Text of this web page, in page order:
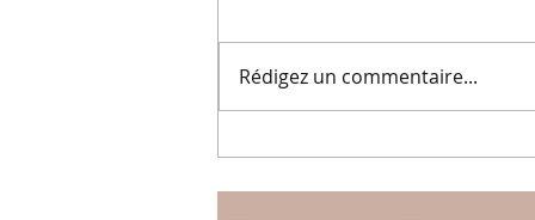
L'auto-Hypnose, un outil
Rédigez un commentaire...